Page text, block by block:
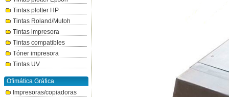
Tintas plotter HP
Tintas Roland/Mutoh
Tintas impresora
Tintas compatibles
Tóner impresora
Tintas UV
Ofimática Gráfica
Impresoras/copiadoras